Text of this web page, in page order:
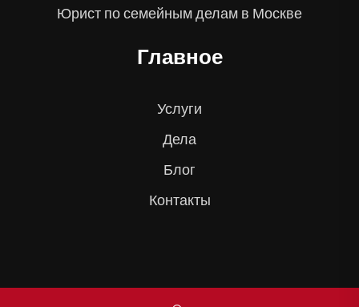
Юрист по семейным делам в Москве
Главное
Услуги
Дела
Блог
Контакты